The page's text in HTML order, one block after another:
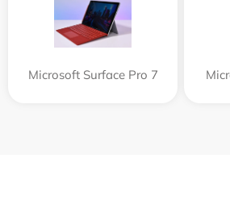
Microsoft Surface Pro 7